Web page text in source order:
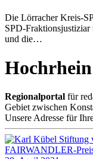
Die Lörracher Kreis-
SPD-
und die…
Hochrhein
Regionalportal für
Gebiet zwischen
Unsere Adresse für